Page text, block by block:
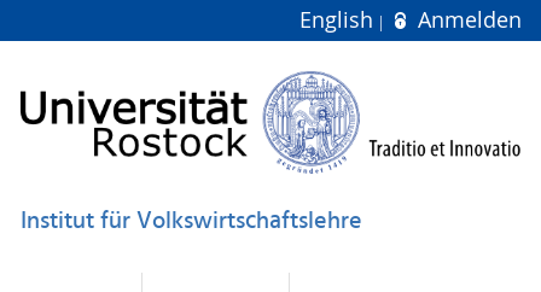
English Anmelden
Institut für Volkswirtschaftslehre